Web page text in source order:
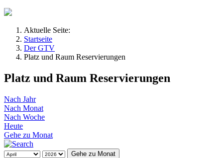
Aktuelle Seite:
Startseite
Der GTV
Platz und Raum Reservierungen
Platz und Raum Reservierungen
Nach Jahr
Nach Monat
Nach Woche
Heute
Gehe zu Monat
Gehe zu Monat